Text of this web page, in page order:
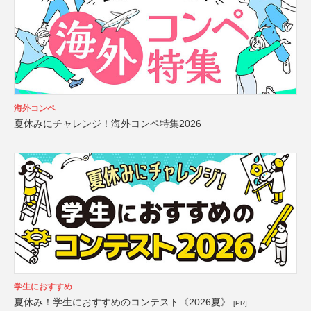
海外コンペ
夏休みにチャレンジ！海外コンペ特集2026
学生におすすめ
夏休み！学生におすすめのコンテスト《2026夏》 [PR]